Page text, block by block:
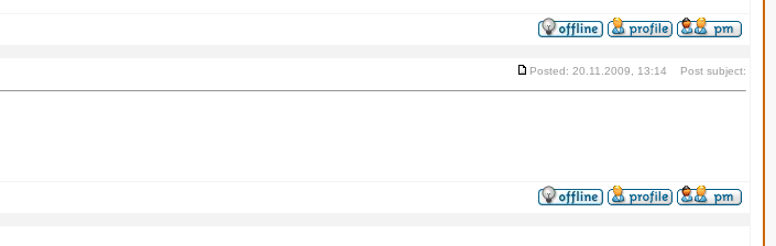
Posted: 20.11.2009, 13:14 Post subject: